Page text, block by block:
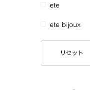
ete
ete bijoux
リセット